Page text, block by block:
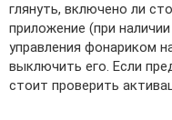
глянуть, включено ли
приложение (при
управления фонариком
выключить его. Если
стоит проверить